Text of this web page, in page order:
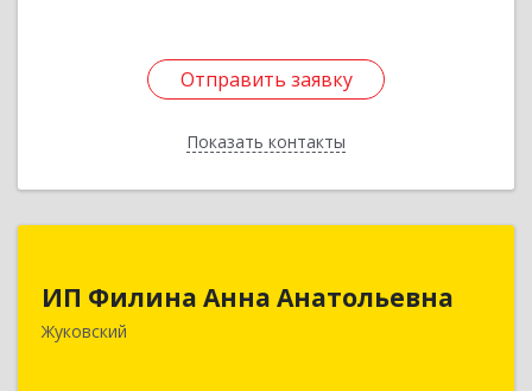
Отправить заявку
Показать контакты
Отправить заявку
Назад
ИП Филина Анна Анатольевна
Жуковский